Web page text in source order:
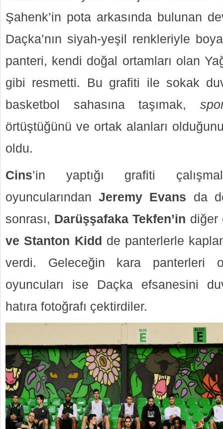
Şahenk’in pota arkasında bulunan
Daçka’nın siyah-yeşil renkleriyle
panteri, kendi doğal ortamları olan
gibi resmetti. Bu grafiti ile sokak
basketbol sahasına taşımak,
örtüştüğünü ve ortak alanları
oldu.
Cins’in yaptığı grafiti
oyuncularından Jeremy Evans da
sonrası, Darüşşafaka Tekfen’in diğer
ve Stanton Kidd de panterlerle
verdi. Geleceğin kara panterleri
oyuncuları ise Daçka efsanesini
hatıra fotoğrafı çektirdiler.